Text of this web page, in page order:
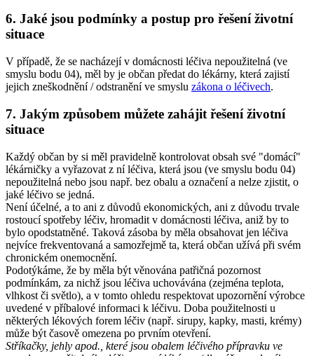
6. Jaké jsou podmínky a postup pro řešení životní
situace
V případě, že se nacházejí v domácnosti léčiva nepoužitelná (ve
smyslu bodu 04), měl by je občan předat do lékárny, která zajistí
jejich zneškodnění / odstranění ve smyslu zákona o léčivech.
7. Jakým způsobem můžete zahájit řešení životní
situace
Každý občan by si měl pravidelně kontrolovat obsah své "domácí"
lékárničky a vyřazovat z ní léčiva, která jsou (ve smyslu bodu 04)
nepoužitelná nebo jsou např. bez obalu a označení a nelze zjistit, o
jaké léčivo se jedná.
Není účelné, a to ani z důvodů ekonomických, ani z důvodu trvale
rostoucí spotřeby léčiv, hromadit v domácnosti léčiva, aniž by to
bylo opodstatněné. Taková zásoba by měla obsahovat jen léčiva
nejvíce frekventovaná a samozřejmě ta, která občan užívá při svém
chronickém onemocnění.
Podotýkáme, že by měla být věnována patřičná pozornost
podmínkám, za nichž jsou léčiva uchovávána (zejména teplota,
vlhkost či světlo), a v tomto ohledu respektovat upozornění výrobce
uvedené v příbalové informaci k léčivu. Doba použitelnosti u
některých lékových forem léčiv (např. sirupy, kapky, masti, krémy)
může být časově omezena po prvním otevření.
Stříkačky, jehly apod., které jsou obalem léčivého přípravku ve